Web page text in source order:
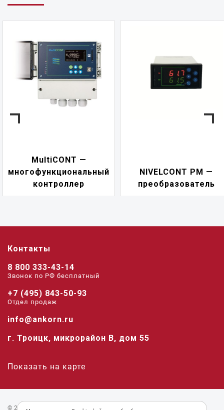
MultiCONT —
многофункциональный
контроллер
NIVELCONT PM —
преобразователь
Контакты
8 800 333-43-14
Звонок по РФ беcплатный
+7 (495) 843-50-93
Отдел продаж
info@ankorn.ru
г. Троицк, микрорайон В, дом 55
Показать на карте
© 2026 «Анкорн».